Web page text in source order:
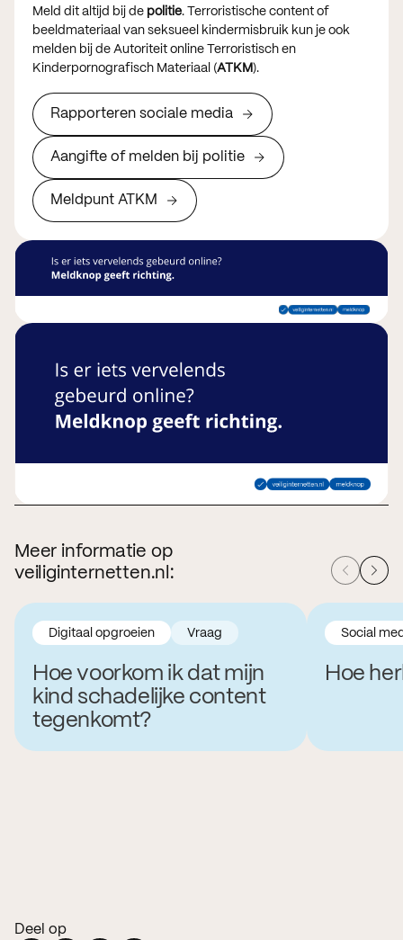
Meld dit altijd bij de politie. Terroristische content of
beeldmateriaal van seksueel kindermisbruik kun je ook
melden bij de Autoriteit online Terroristisch en
Kinderpornografisch Materiaal (ATKM ).
Rapporteren sociale media
Aangifte of melden bij politie
Meldpunt ATKM
Meer informatie op
veiliginternetten.nl:
Hoe voorkom ik dat mijn
kind schadelijke content
tegenkomt?
Digitaal opgroeien Vraag
Hoe
Social
Deel op